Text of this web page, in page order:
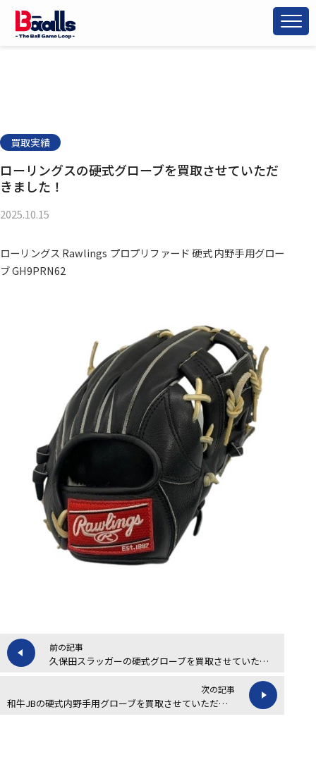
買取実績
ローリングスの硬式グローブを買取させていただ
きました！
2025.10.15
ローリングス Rawlings プロプリファード 硬式 内野手用グロー
ブ GH9PRN62
前の記事
久保田スラッガーの硬式グローブを買取させていただきました！
次の記事
和牛JBの硬式内野手用グローブを買取させていただきました！